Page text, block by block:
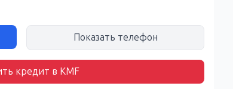
Показать телефон
кредит в KMF